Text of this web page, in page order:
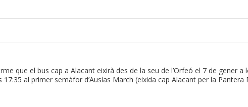
que el bus cap a Alacant eixirà des de la seu de l’Orfeó el 7 de gener a
al primer semàfor d’Ausías March (eixida cap Alacant per la